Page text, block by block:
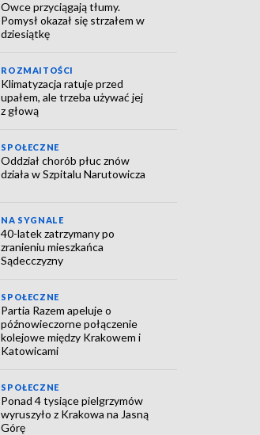
Owce przyciągają tłumy.
Pomysł okazał się strzałem w
dziesiątkę
ROZMAITOŚCI
Klimatyzacja ratuje przed
upałem, ale trzeba używać jej
z głową
SPOŁECZNE
Oddział chorób płuc znów
działa w Szpitalu Narutowicza
NA SYGNALE
40-latek zatrzymany po
zranieniu mieszkańca
Sądecczyzny
SPOŁECZNE
Partia Razem apeluje o
późnowieczorne połączenie
kolejowe między Krakowem i
Katowicami
SPOŁECZNE
Ponad 4 tysiące pielgrzymów
wyruszyło z Krakowa na Jasną
Górę